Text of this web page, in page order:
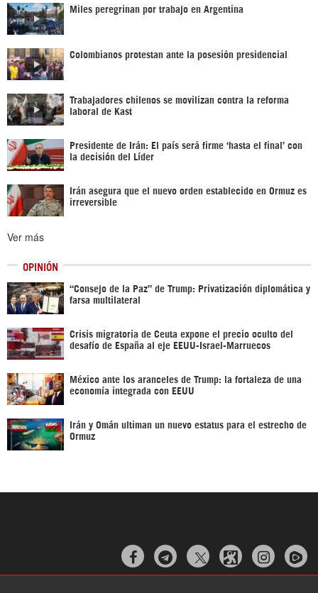
Miles peregrinan por trabajo en Argentina
Colombianos protestan ante la posesión presidencial
Trabajadores chilenos se movilizan contra la reforma
laboral de Kast
Presidente de Irán: El país será firme ‘hasta el final’ con
la decisión del Líder
Irán asegura que el nuevo orden establecido en Ormuz es
irreversible
Ver más
OPINIÓN
“Consejo de la Paz” de Trump: Privatización diplomática y
farsa multilateral
Crisis migratoria de Ceuta expone el precio oculto del
desafío de España al eje EEUU-Israel-Marruecos
México ante los aranceles de Trump: la fortaleza de una
economía integrada con EEUU
Irán y Omán ultiman un nuevo estatus para el estrecho de
Ormuz
  